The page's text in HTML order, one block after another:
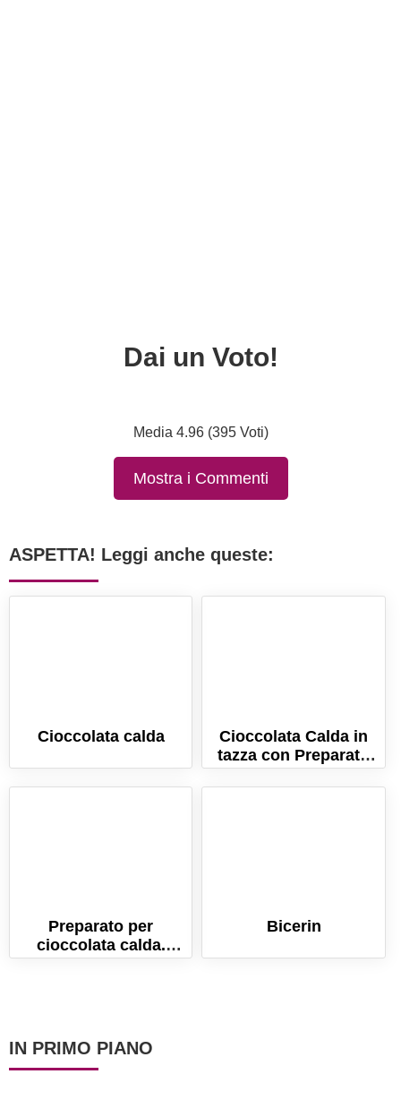
Dai un Voto!
Media 4.96 (395 Voti)
Mostra i Commenti
ASPETTA! Leggi anche queste:
Cioccolata calda
Cioccolata Calda in
tazza con Preparato
Simil Ciobar
Preparato per
cioccolata calda.
Veloce e cremosa tipo
Bicerin
IN PRIMO PIANO